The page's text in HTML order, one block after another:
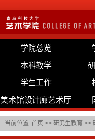
学院总览
本科教学
学生工作
美术馆设计廊艺术厅
当前位置: 首页 >> 研究生教育 >>